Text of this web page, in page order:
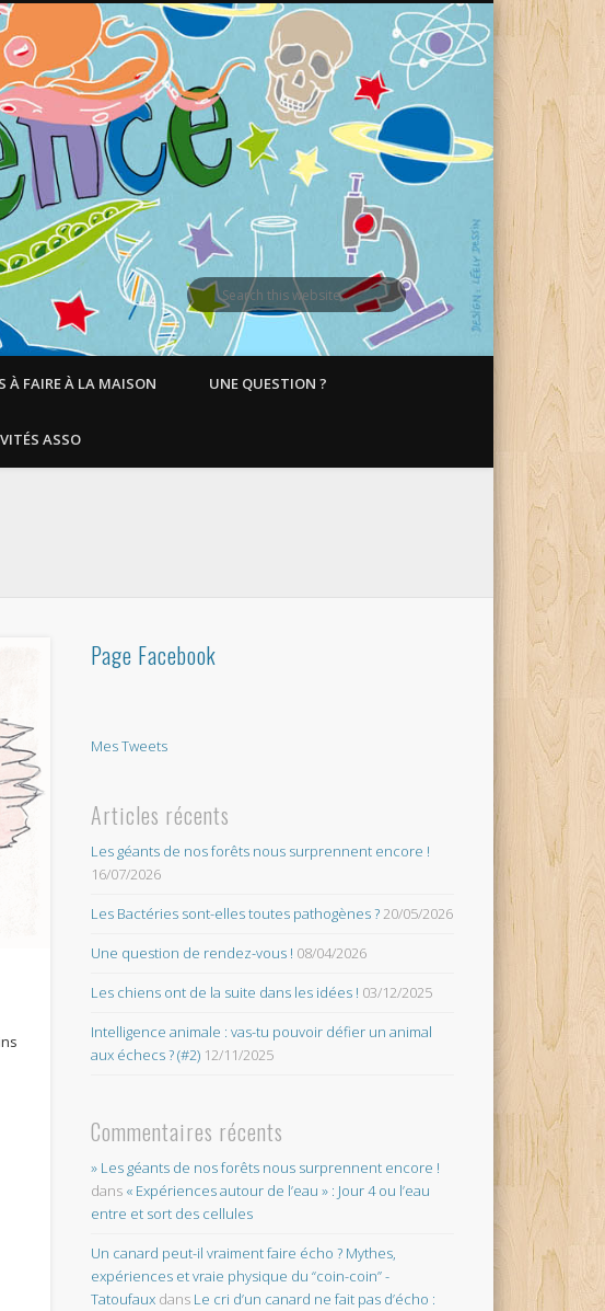
À FAIRE À LA MAISON UNE QUESTION ?
ASSO
Page Facebook
Mes Tweets
Articles récents
Les géants de nos forêts nous surprennent encore !
16/07/2026
Les Bactéries sont-elles toutes pathogènes ?20/05/2026
Une question de rendez-vous ! 08/04/2026
Les chiens ont de la suite dans les idées ! 03/12/2025
Intelligence animale : vas-tu pouvoir défier un animal
aux échecs ? (#2) 12/11/2025
Commentaires récents
» Les géants de nos forêts nous surprennent encore !
dans « Expériences autour de l’eau » : Jour 4 ou l’eau
entre et sort des cellules
Un canard peut-il vraiment faire écho ? Mythes,
expériences et vraie physique du “coin-coin” -
Tatoufaux dans Le cri d’un canard ne fait pas d’écho :